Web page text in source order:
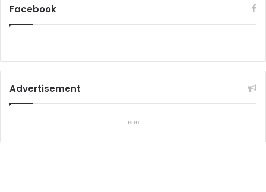
Facebook
Advertisement
eon